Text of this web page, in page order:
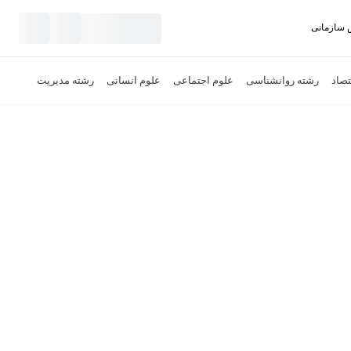
سازمانی
رشته روانشناسی علوم اجتماعی علوم انسانی رشته مدیریت